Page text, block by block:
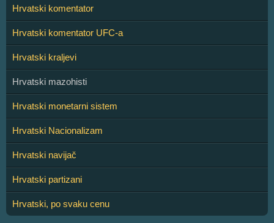
Hrvatski komentator
Hrvatski komentator UFC-a
Hrvatski kraljevi
Hrvatski mazohisti
Hrvatski monetarni sistem
Hrvatski Nacionalizam
Hrvatski navijač
Hrvatski partizani
Hrvatski, po svaku cenu